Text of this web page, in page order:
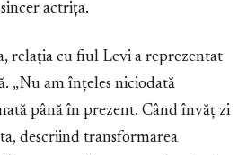
actrița.
relația cu fiul Levi a reprezentat
„Nu am înțeles niciodată
până în prezent. Când învăț zi
descriind transformarea